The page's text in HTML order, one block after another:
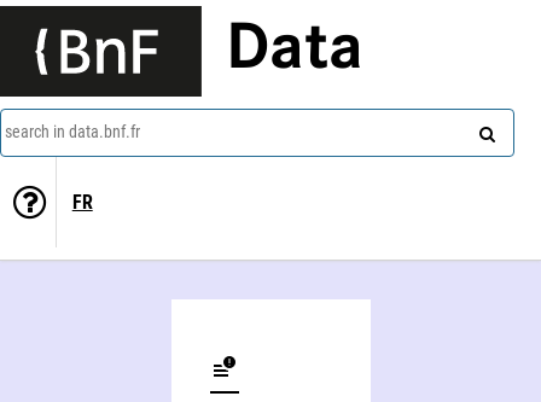
Data
search in data.bnf.fr
FR